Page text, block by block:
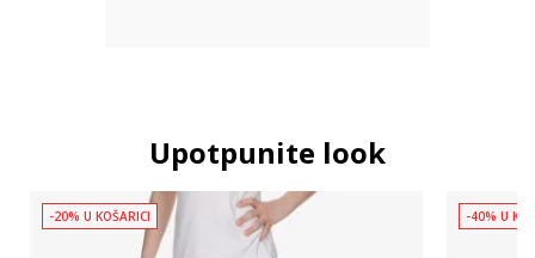
Upotpunite look
-20% U KOŠARICI -40% U